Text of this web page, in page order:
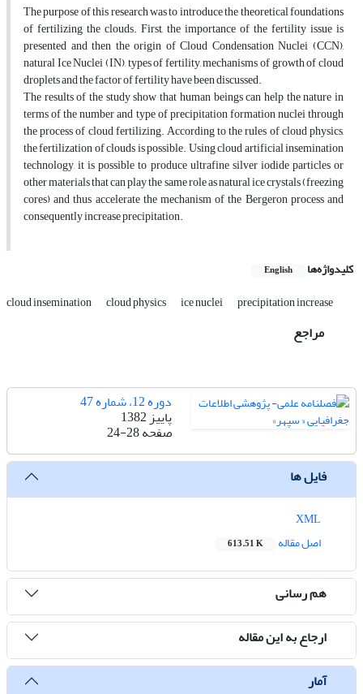
The purpose of this research was to introduce the theoretical foundations
of fertilizing the clouds. First, the importance of the fertility issue is
presented and then the origin of Cloud Condensation Nuclei (CCN),
natural Ice Nuclei (IN), types of fertility, mechanisms of growth of cloud
droplets and the factor of fertility have been discussed.
The results of the study show that human beings can help the nature in
terms of the number and type of precipitation formation nuclei through
the process of cloud fertilizing. According to the rules of cloud physics,
the fertilization of clouds is possible. Using cloud artificial insemination
technology, it is possible to produce ultrafine silver iodide particles or
other materials that can play the same role as natural ice crystals (freezing
cores) and thus accelerate the mechanism of the Bergeron process and
consequently increase precipitation.
کلیدواژه‌ها English
cloud insemination cloud physics ice nuclei precipitation increase
مراجع
دوره 12، شماره 47
پاییز 1382
صفحه24-28
فایل ها
اصل مقاله
613.51 K
هم رسانی
ارجاع به این مقاله
آمار